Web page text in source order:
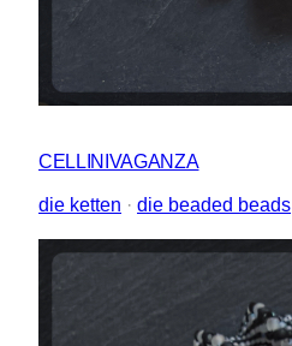
CELLINIVAGANZA
die ketten · die beaded beads